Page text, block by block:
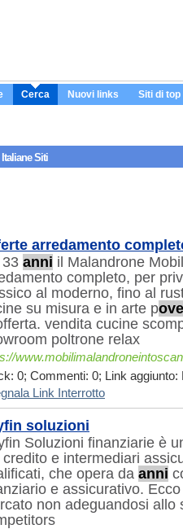
Cerca Nuovi links Siti di top
Siti
arredamento
anni il Malandrone
completo, per
al moderno, fino al
su misura e in arte p
vendita cucine
poltrone relax
0; Commenti: 0; Link aggiunto:
Link Interrotto
soluzioni
Soluzioni finanziarie è
credito e intermediari
che opera da anni
e assicurativo.
non adeguandosi allo